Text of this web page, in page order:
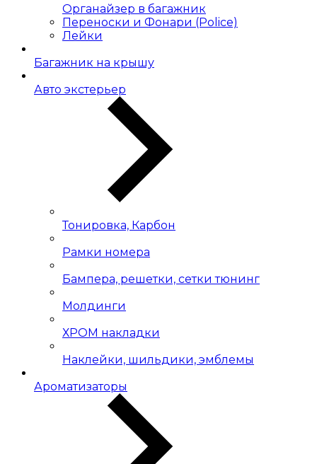
Органайзер в багажник
Переноски и Фонари (Police)
Лейки
Багажник на крышу
Авто экстерьер
Тонировка, Карбон
Рамки номера
Бампера, решетки, сетки тюнинг
Молдинги
ХРОМ накладки
Наклейки, шильдики, эмблемы
Ароматизаторы